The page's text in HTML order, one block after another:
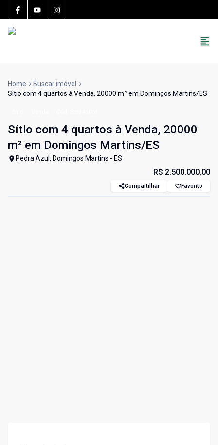
Home
Buscar imóvel
Sítio com 4 quartos à Venda, 20000 m² em Domingos Martins/ES
Sítio com 4 quartos à Venda, 20000
m² em Domingos Martins/ES
Pedra Azul, Domingos Martins - ES
R$ 2.500.000,00
Compartilhar Favorito